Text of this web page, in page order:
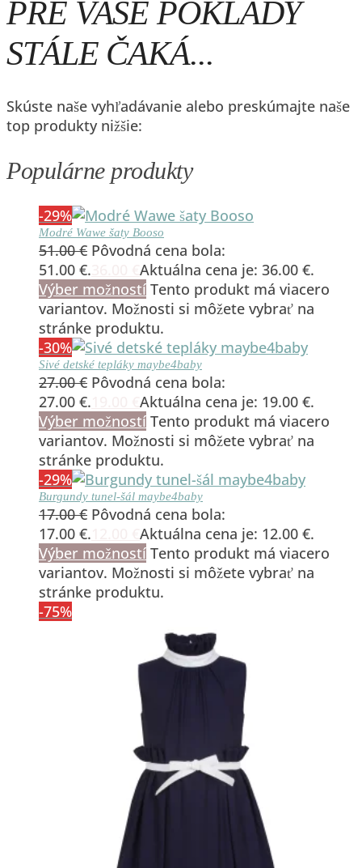
PRE VAŠE POKLADY
STÁLE ČAKÁ...
Skúste naše vyhľadávanie alebo preskúmajte naše
top produkty nižšie:
Populárne produkty
-29%
Modré Wawe šaty Booso
51.00€ Pôvodná cena bola:
51.00 €.
Aktuálna cena je: 36.00 €.
Výber možností Tento produkt má viacero
variantov. Možnosti si môžete vybrať na
stránke produktu.
-30%
Sivé detské tepláky maybe4baby
27.00€ Pôvodná cena bola:
27.00 €.
Aktuálna cena je: 19.00 €.
Výber možností Tento produkt má viacero
variantov. Možnosti si môžete vybrať na
stránke produktu.
-29%
Burgundy tunel-šál maybe4baby
17.00€ Pôvodná cena bola:
17.00 €.
Aktuálna cena je: 12.00 €.
Výber možností Tento produkt má viacero
variantov. Možnosti si môžete vybrať na
stránke produktu.
-75%